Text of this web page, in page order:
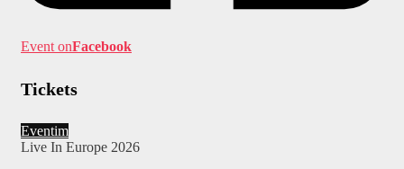
Event onFacebook
Tickets
Eventim
Live In Europe 2026